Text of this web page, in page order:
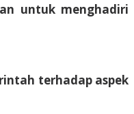
untuk menghadiri
terhadap aspek